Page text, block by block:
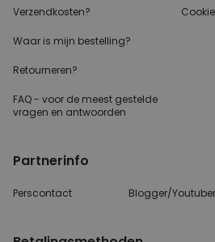
Verzendkosten?
Waar is mijn bestelling?
Retourneren?
FAQ - voor de meest gestelde
vragen en antwoorden
Partnerinfo
Perscontact Blogger/Youtuber